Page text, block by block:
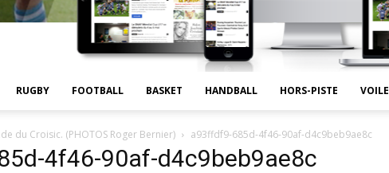
RUGBY FOOTBALL BASKET HANDBALL HORS-PISTE VOILE
du Croisic. (PHOTOS Roger Bernier) a93ffdf9-685d-4f46-90af-d4c9beb9ae8c
4f46-90af-d4c9beb9ae8c